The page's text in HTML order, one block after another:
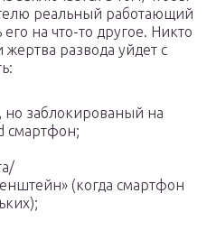
реальный работающий
на что-то другое. Никто
жертва развода уйдет с
но заблокированый на
смартфон;
(когда смартфон